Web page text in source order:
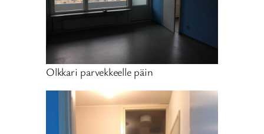
Olkkari parvekkeelle päin